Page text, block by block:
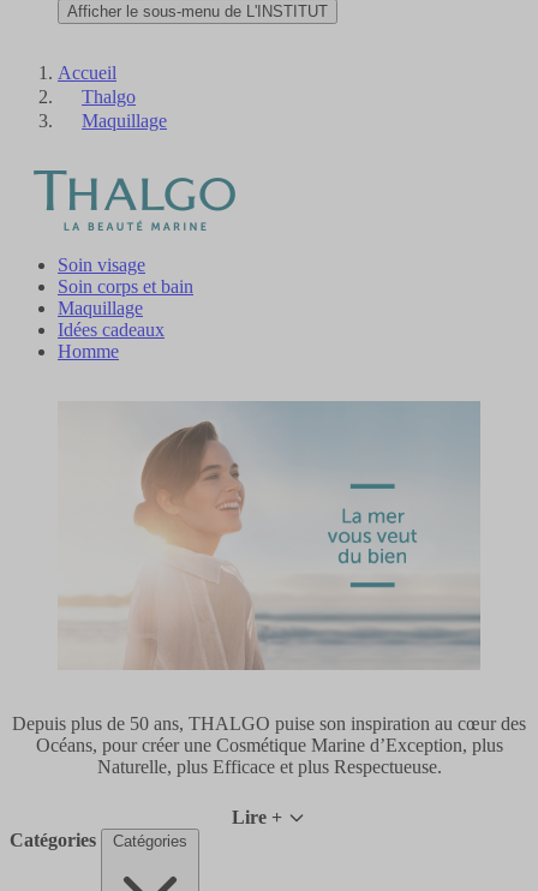
Afficher le sous-menu de L'INSTITUT
Accueil
Thalgo
Maquillage
Soin visage
Soin corps et bain
Maquillage
Idées cadeaux
Homme
Depuis plus de 50 ans, THALGO puise son inspiration au cœur des
Océans, pour créer une Cosmétique Marine d’Exception, plus
Naturelle, plus Efficace et plus Respectueuse.
Lire +
Catégories
Catégories